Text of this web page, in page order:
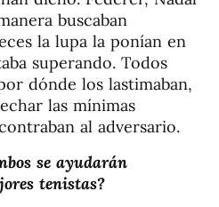
buscaban
la lupa la ponían en
superando. Todos
dónde los lastimaban,
las mínimas
al adversario.
se ayudarán
tenistas?